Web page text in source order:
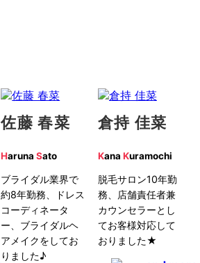
佐藤 春菜
HarunaSato
ブライダル業界で
約8年勤務、ドレス
コーディネータ
ー、ブライダルヘ
アメイクをしてお
りました♪
倉持 佳菜
Kana Kuramochi
脱毛サロン10年勤
務、店舗責任者兼
カウンセラーとし
てお客様対応して
おりました★